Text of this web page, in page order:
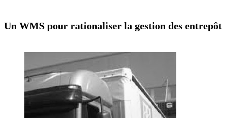
Un WMS pour rationaliser la gestion des entrepôt